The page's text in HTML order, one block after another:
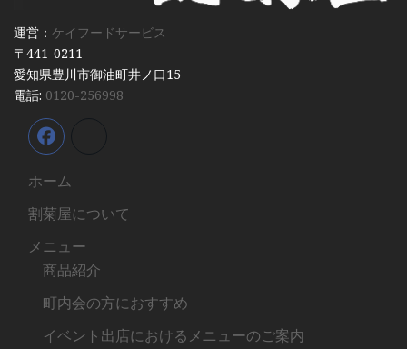
運営： ケイフードサービス
〒441-0211
愛知県豊川市御油町井ノ口15
電話: 0120-256998
ホーム
割菊屋について
メニュー
商品紹介
町内会の方におすすめ
イベント出店におけるメニューのご案内